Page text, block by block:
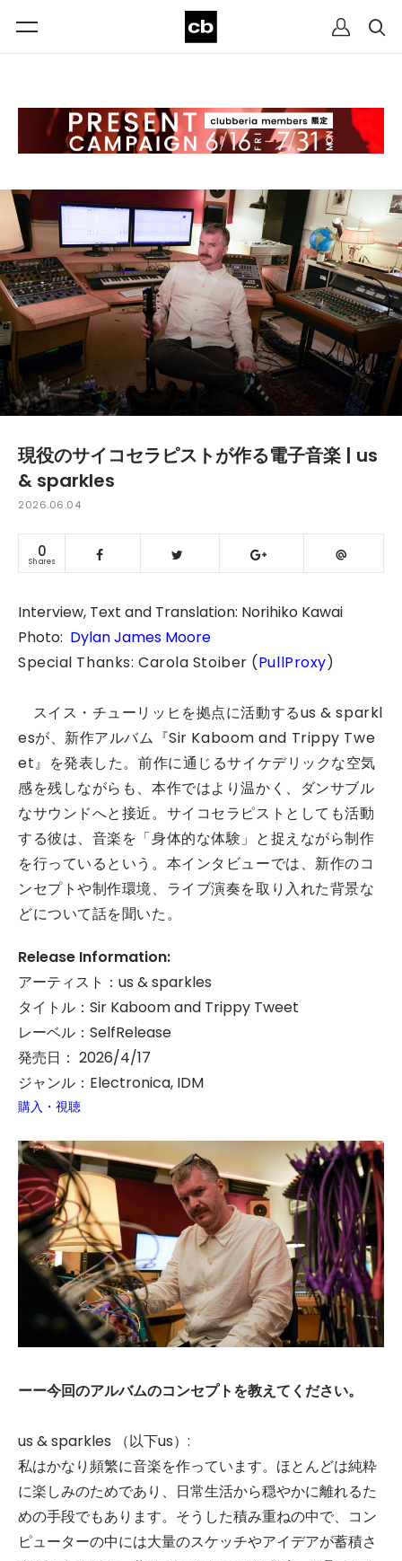
現役のサイコセラピストが作る電子音楽 | us
& sparkles
2026.06.04
0
Shares
Interview, Text and Translation: Norihiko Kawai
Photo: Dylan James Moore
Special Thanks: Carola Stoiber (PullProxy)
スイス・チューリッヒを拠点に活動するus & sparkl
esが、新作アルバム『Sir Kaboom and Trippy Twe
et』を発表した。前作に通じるサイケデリックな空気
感を残しながらも、本作ではより温かく、ダンサブル
なサウンドへと接近。サイコセラピストとしても活動
する彼は、音楽を「身体的な体験」と捉えながら制作
を行っているという。本インタビューでは、新作のコ
ンセプトや制作環境、ライブ演奏を取り入れた背景な
どについて話を聞いた。
Release Information:
アーティスト：us & sparkles
タイトル：Sir Kaboom and Trippy Tweet
レーベル：SelfRelease
発売日： 2026/4/17
ジャンル：Electronica, IDM
購入・視聴
ーー今回のアルバムのコンセプトを教えてください。
us & sparkles （以下us）:
私はかなり頻繁に音楽を作っています。ほとんどは純粋
に楽しみのためであり、日常生活から穏やかに離れるた
めの手段でもあります。そうした積み重ねの中で、コン
ピューターの中には大量のスケッチやアイデアが蓄積さ